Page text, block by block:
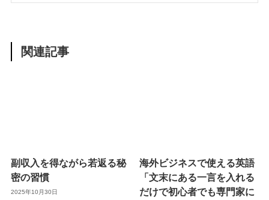
関連記事
副収入を得ながら若返る秘
密の習慣
2025年10月30日
海外ビジネスで使える英語
「文末にある一言を入れる
だけで初心者でも専門家に